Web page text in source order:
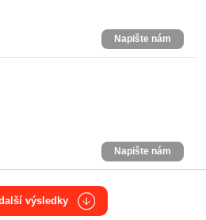
Napište nám
Napište nám
výsledky